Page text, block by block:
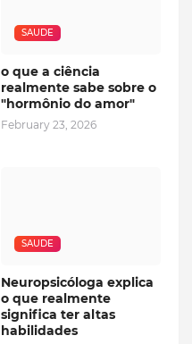
SAUDE
o que a ciência
realmente sabe sobre o
"hormônio do amor"
February 23, 2026
SAUDE
Neuropsicóloga explica
o que realmente
significa ter altas
habilidades